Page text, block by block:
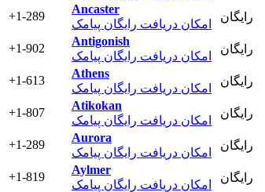
+1-289
Ancaster
امکان دریافت رایگان پیامک
رایگان
+1-902
Antigonish
امکان دریافت رایگان پیامک
رایگان
+1-613
Athens
امکان دریافت رایگان پیامک
رایگان
+1-807
Atikokan
امکان دریافت رایگان پیامک
رایگان
+1-289
Aurora
امکان دریافت رایگان پیامک
رایگان
+1-819
Aylmer
امکان دریافت رایگان پیامک
رایگان